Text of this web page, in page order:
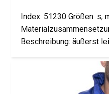
Index: 51230 Größen: s,
Beschreibung: äußerst